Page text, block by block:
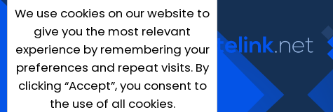
We use cookies on our website to
give you the most relevant
experience by remembering your
preferences and repeat visits. By
clicking “Accept”, you consent to
the use of all cookies.